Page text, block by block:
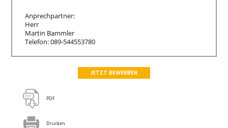
Anprechpartner:
Herr
Martin Bammler
Telefon: 089-544553780
JETZT BEWERBEN
PDF
Drucken